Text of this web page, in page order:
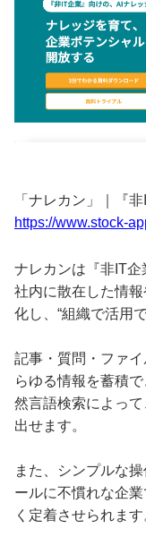
「ナレカン」｜『
https://www.stock-
ナレカンは『非IT企
社内に散在した情
化し、“組織で活用
記事・質問・ファ
らゆる情報を蓄積
然言語検索によって
出せます。
また、シンプルな
ールに不慣れな企
く定着させられます